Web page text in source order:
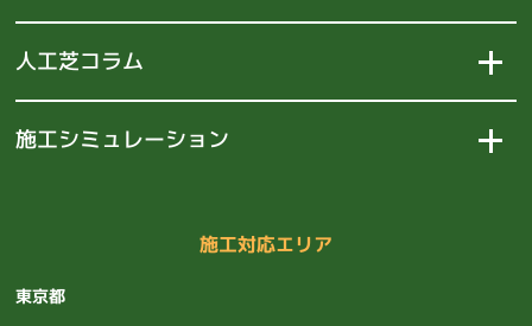
人工芝コラム
施工シミュレーション
施工対応エリア
東京都